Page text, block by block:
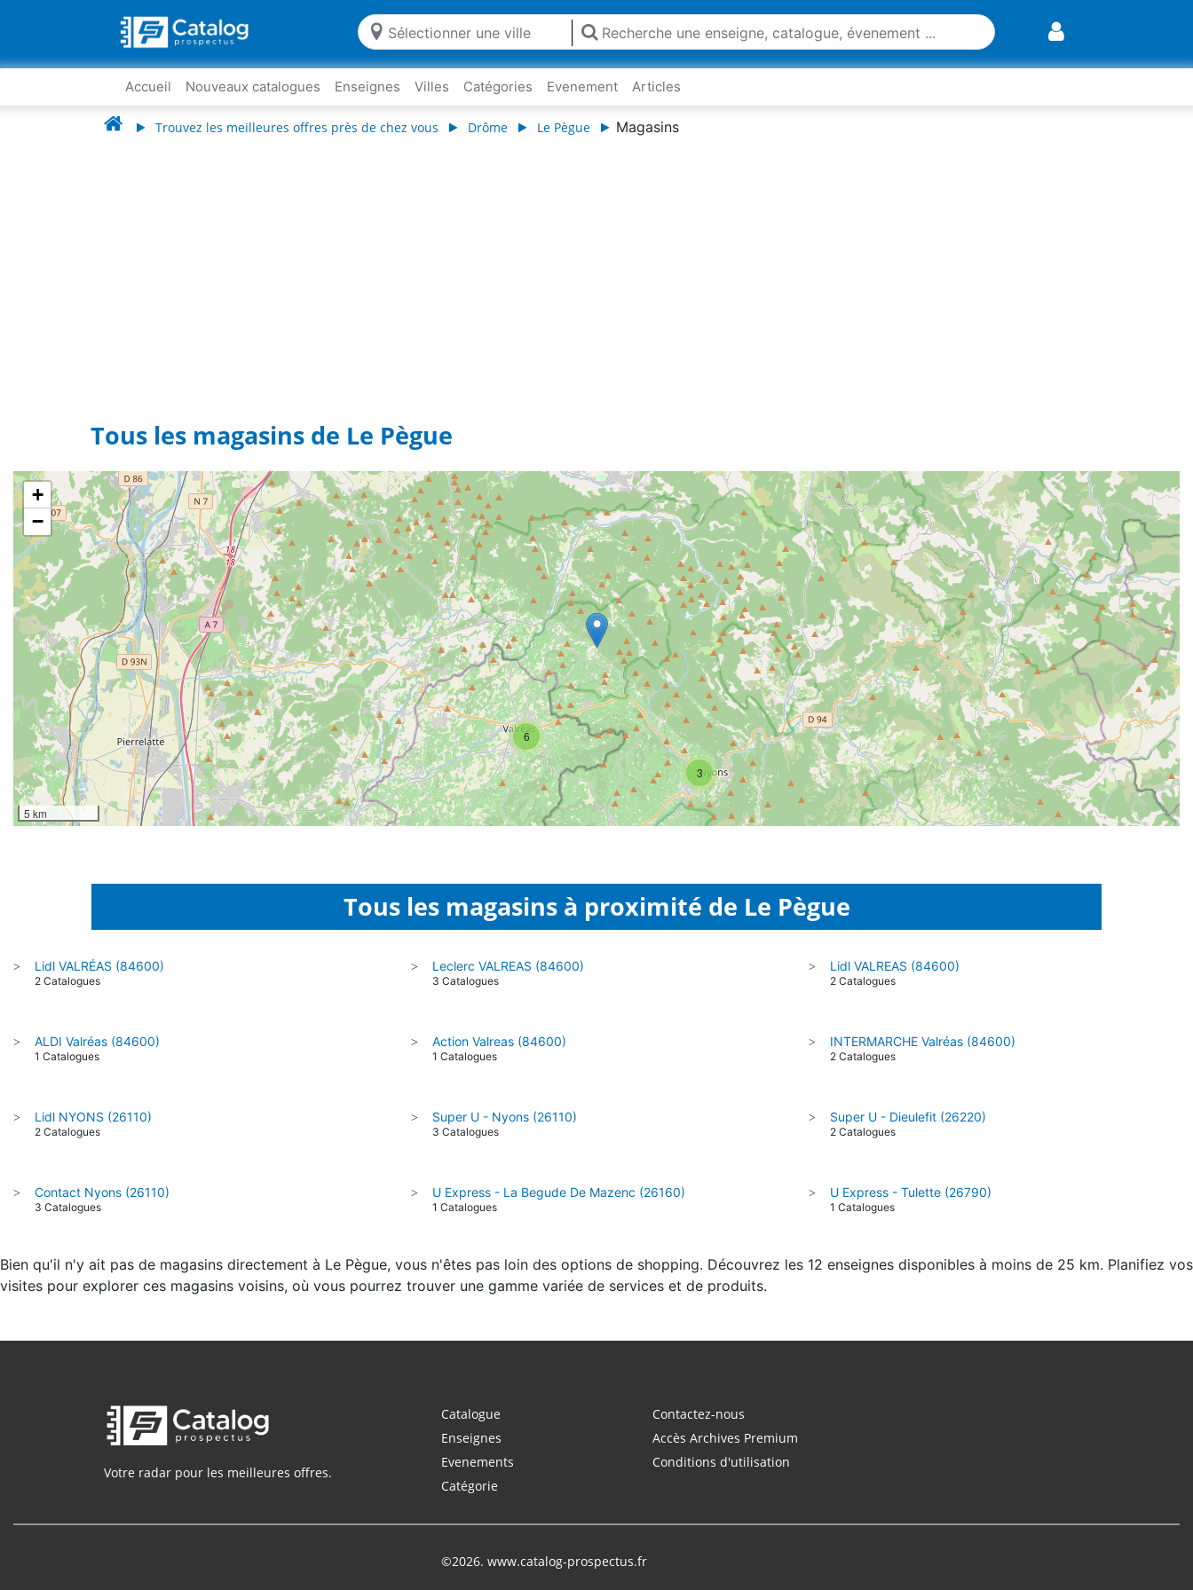
Accueil Nouveaux catalogues Enseignes Villes Catégories Evenement Articles
Trouvez les meilleures offres près de chez vous Drôme Le Pègue Magasins
Tous les magasins de Le Pègue
3
6
+
−
5 km
Tous les magasins à proximité de Le Pègue
> Lidl VALRÉAS (84600)
2 Catalogues
> Leclerc VALREAS (84600)
3 Catalogues
> Lidl VALREAS (84600)
2 Catalogues
> ALDI Valréas (84600)
1 Catalogues
> Action Valreas (84600)
1 Catalogues
> INTERMARCHE Valréas (84600)
2 Catalogues
> Lidl NYONS (26110)
2 Catalogues
> Super U - Nyons (26110)
3 Catalogues
> Super U - Dieulefit (26220)
2 Catalogues
> Contact Nyons (26110)
3 Catalogues
> U Express - La Begude De Mazenc (26160)
1 Catalogues
> U Express - Tulette (26790)
1 Catalogues
Bien qu'il n'y ait pas de magasins directement à Le Pègue, vous n'êtes pas loin des options de shopping. Découvrez les 12 enseignes disponibles à moins de 25 km. Planifiez vos
visites pour explorer ces magasins voisins, où vous pourrez trouver une gamme variée de services et de produits.
Votre radar pour les meilleures offres.
Catalogue
Enseignes
Evenements
Catégorie
Contactez-nous
Accès Archives Premium
Conditions d'utilisation
©2026. www.catalog-prospectus.fr